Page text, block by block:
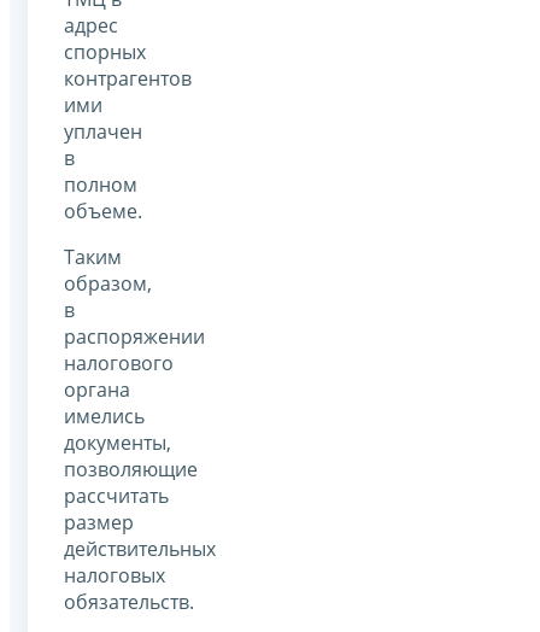
адрес
спорных
контрагентов
ими
уплачен
в
полном
объеме.
Таким
образом,
в
распоряжении
налогового
органа
имелись
документы,
позволяющие
рассчитать
размер
действительных
налоговых
обязательств.